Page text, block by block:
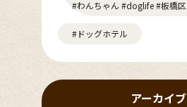
#わんちゃん #doglife #板橋区
#ドッグホテル
アーカイブ